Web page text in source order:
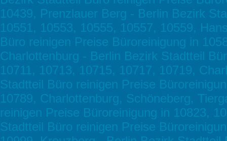
10439, Prenzlauer Berg - Berlin Bezirk
10551, 10553, 10555, 10557, 10559,
Büro reinigen Preise Büroreinigung in
Charlottenburg - Berlin Bezirk Stadtteil
10711, 10713, 10715, 10717, 10719,
Stadtteil Büro reinigen Preise
10789, Charlottenburg, Schöneberg,
reinigen Preise Büroreinigung in 10823,
Stadtteil Büro reinigen Preise